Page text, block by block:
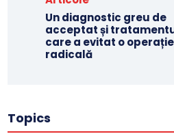
Un diagnostic greu de
acceptat și
care a evitat o operație
radicală
Topics